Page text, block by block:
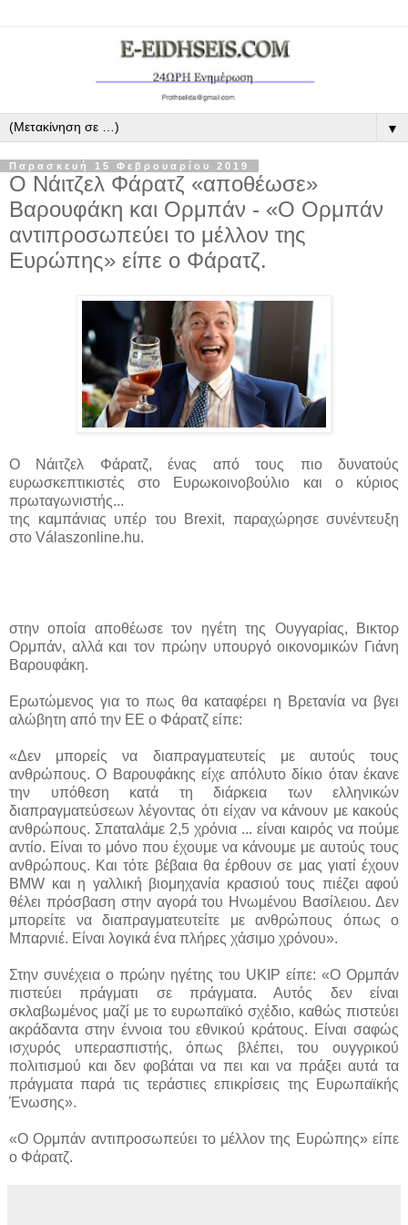
▼
Παρασκευή 15 Φεβρουαρίου 2019
Ο Νάιτζελ Φάρατζ «αποθέωσε»
Βαρουφάκη και Ορμπάν - «Ο Ορμπάν
αντιπροσωπεύει το μέλλον της
Ευρώπης» είπε ο Φάρατζ.
Ο Νάιτζελ Φάρατζ, ένας από τους πιο δυνατούς
ευρωσκεπτικιστές στο Ευρωκοινοβούλιο και ο κύριος
πρωταγωνιστής...
της καμπάνιας υπέρ του Brexit, παραχώρησε συνέντευξη
στο Válaszonline.hu.
στην οποία αποθέωσε τον ηγέτη της Ουγγαρίας, Βικτορ
Ορμπάν, αλλά και τον πρώην υπουργό οικονομικών Γιάνη
Βαρουφάκη.
Ερωτώμενος για το πως θα καταφέρει η Βρετανία να βγει
αλώβητη από την ΕΕ ο Φάρατζ είπε:
«Δεν μπορείς να διαπραγματευτείς με αυτούς τους
ανθρώπους. Ο Βαρουφάκης είχε απόλυτο δίκιο όταν έκανε
την υπόθεση κατά τη διάρκεια των ελληνικών
διαπραγματεύσεων λέγοντας ότι είχαν να κάνουν με κακούς
ανθρώπους. Σπαταλάμε 2,5 χρόνια ... είναι καιρός να πούμε
αντίο. Είναι το μόνο που έχουμε να κάνουμε με αυτούς τους
ανθρώπους. Και τότε βέβαια θα έρθουν σε μας γιατί έχουν
BMW και η γαλλική βιομηχανία κρασιού τους πιέζει αφού
θέλει πρόσβαση στην αγορά του Ηνωμένου Βασίλειου. Δεν
μπορείτε να διαπραγματευτείτε με ανθρώπους όπως ο
Μπαρνιέ. Είναι λογικά ένα πλήρες χάσιμο χρόνου».
Στην συνέχεια ο πρώην ηγέτης του UKIP είπε: «Ο Ορμπάν
πιστεύει πράγματι σε πράγματα. Αυτός δεν είναι
σκλαβωμένος μαζί με το ευρωπαϊκό σχέδιο, καθώς πιστεύει
ακράδαντα στην έννοια του εθνικού κράτους. Είναι σαφώς
ισχυρός υπερασπιστής, όπως βλέπει, του ουγγρικού
πολιτισμού και δεν φοβάται να πει και να πράξει αυτά τα
πράγματα παρά τις τεράστιες επικρίσεις της Ευρωπαϊκής
Ένωσης».
«Ο Ορμπάν αντιπροσωπεύει το μέλλον της Ευρώπης» είπε
ο Φάρατζ.